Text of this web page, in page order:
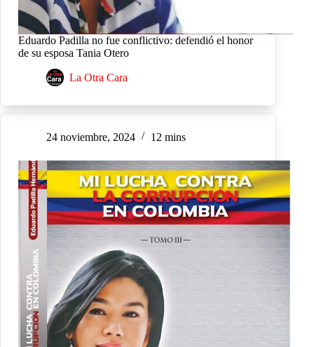
Eduardo Padilla no fue conflictivo: defendió el honor
de su esposa Tania Otero
La Otra Cara
24 noviembre, 2024 12 mins